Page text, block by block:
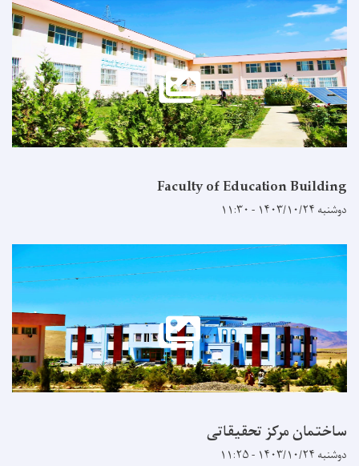
Faculty of Education Building
دوشنبه ۱۴۰۳/۱۰/۲۴ - ۱۱:۳۰
ساختمان مرکز تحقیقاتی
دوشنبه ۱۴۰۳/۱۰/۲۴ - ۱۱:۲۵